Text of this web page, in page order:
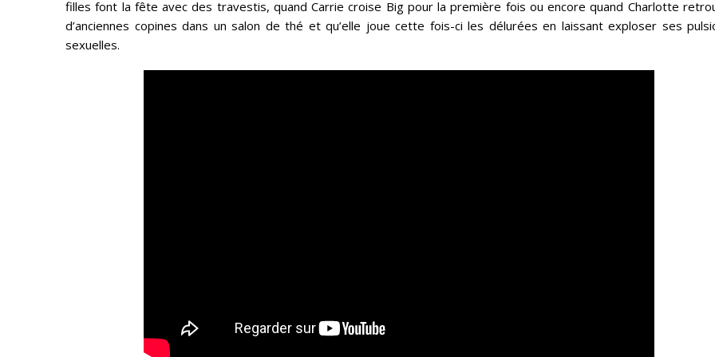
filles font la fête avec des travestis, quand Carrie croise Big pour la première fois ou encore quand Charlotte
d’anciennes copines dans un salon de thé et qu’elle joue cette fois-ci les délurées en laissant exploser ses
sexuelles.